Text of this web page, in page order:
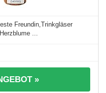
Freundin,Trinkgläser
...
»